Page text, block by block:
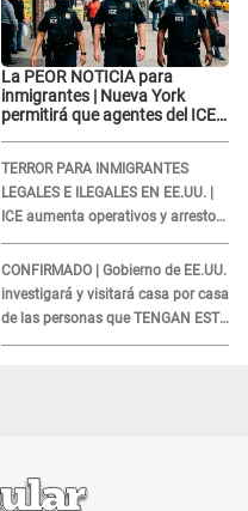
La PEOR NOTICIA para
inmigrantes | Nueva York
permitirá que agentes del ICE
TERROR PARA INMIGRANTES
LEGALES E ILEGALES EN EE.UU. |
ICE aumenta operativos y arrestos
a extranjeros en aeropuertos
CONFIRMADO | Gobierno de EE.UU.
investigará y visitará casa por casa
de las personas que TENGAN ESTE
TRABAJO